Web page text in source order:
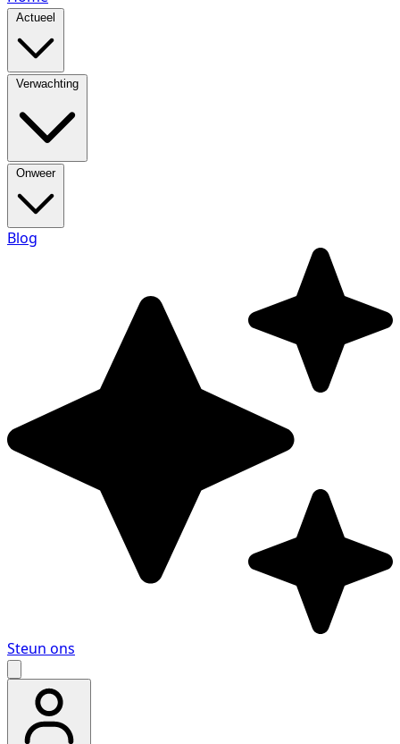
Actueel
Verwachting
Onweer
Blog
Steun ons